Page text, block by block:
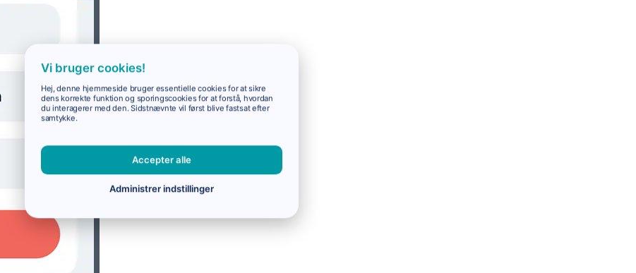
Vi bruger cookies!
Hej, denne hjemmeside bruger essentielle cookies for at sikre
dens korrekte funktion og sporingscookies for at forstå, hvordan
du interagerer med den. Sidstnævnte vil først blive fastsat efter
samtykke.
Accepter alle
Administrer indstillinger